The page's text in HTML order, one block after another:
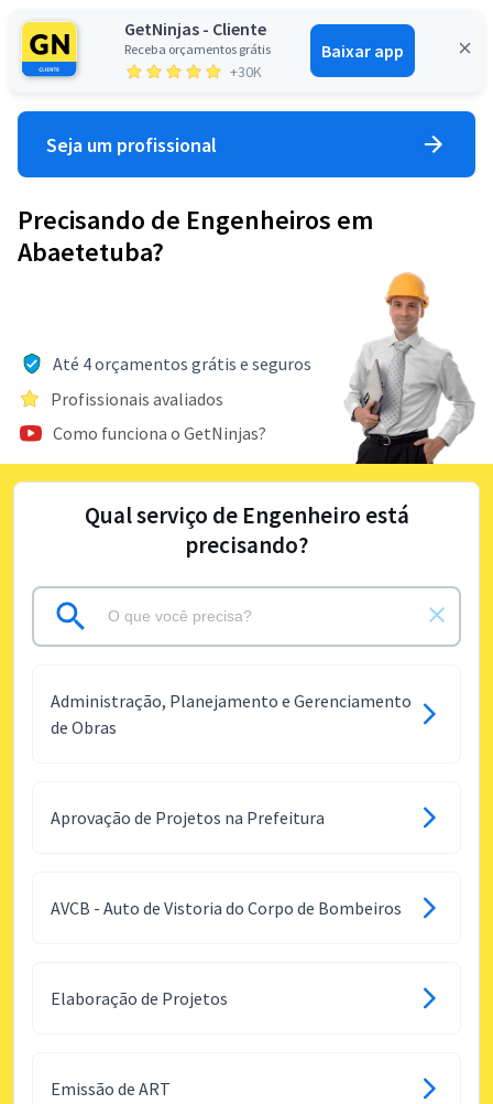
GetNinjas - Cliente
Receba orçamentos grátis
+30K
Baixar app
Entrar
Seja um profissional
Precisando de Engenheiros em
Abaetetuba?
Até 4 orçamentos grátis e seguros
Profissionais avaliados
Como funciona o GetNinjas?
Qual serviço de Engenheiro está
precisando?
Administração, Planejamento e Gerenciamento
de Obras
Aprovação de Projetos na Prefeitura
AVCB - Auto de Vistoria do Corpo de Bombeiros
Elaboração de Projetos
Emissão de ART